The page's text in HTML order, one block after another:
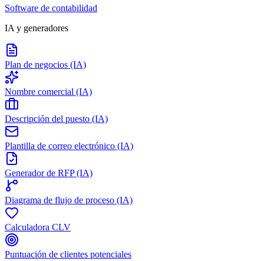
Software de contabilidad
IA y generadores
Plan de negocios (IA)
Nombre comercial (IA)
Descripción del puesto (IA)
Plantilla de correo electrónico (IA)
Generador de RFP (IA)
Diagrama de flujo de proceso (IA)
Calculadora CLV
Puntuación de clientes potenciales